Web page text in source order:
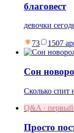
благовест
девочки
73 1507
Сон
Сколько спит
Q&A ·
Просто